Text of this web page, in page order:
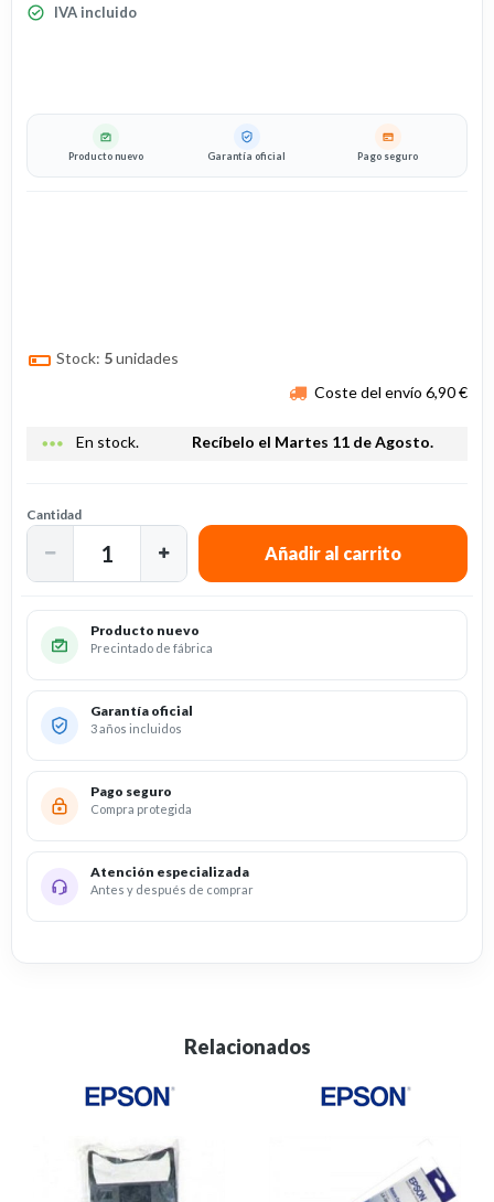
IVA incluido
Producto nuevo Garantía oficial Pago seguro
Stock: 5unidades
Coste del envío 6,90 €
more_horiz En stock. Recíbelo el Martes 11 de Agosto.
Cantidad
Producto nuevo
Precintado de fábrica
Garantía oficial
3 años incluidos
Pago seguro
Compra protegida
Atención especializada
Antes y después de comprar
Relacionados